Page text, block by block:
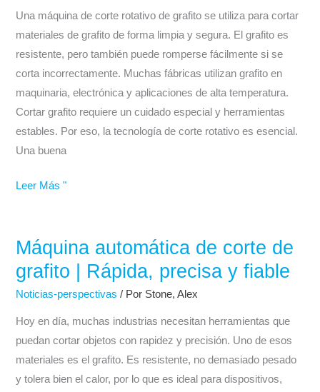
Una máquina de corte rotativo de grafito se utiliza para cortar
materiales de grafito de forma limpia y segura. El grafito es
resistente, pero también puede romperse fácilmente si se
corta incorrectamente. Muchas fábricas utilizan grafito en
maquinaria, electrónica y aplicaciones de alta temperatura.
Cortar grafito requiere un cuidado especial y herramientas
estables. Por eso, la tecnología de corte rotativo es esencial.
Una buena
grafito
confiable
para
uso
industrial
Leer Más "
Máquina automática de corte de
grafito | Rápida, precisa y fiable
Noticias-perspectivas / Por Stone, Alex
Hoy en día, muchas industrias necesitan herramientas que
puedan cortar objetos con rapidez y precisión. Uno de esos
materiales es el grafito. Es resistente, no demasiado pesado
y tolera bien el calor, por lo que es ideal para dispositivos,
Máquina
automática
de
de
grafito
|
Rápida,